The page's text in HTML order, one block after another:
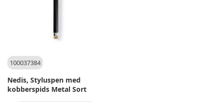
100037384
Nedis, Styluspen med
kobberspids Metal Sort